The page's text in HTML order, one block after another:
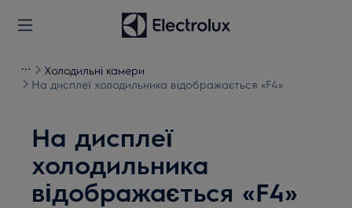
Холодильні камери
На дисплеї холодильника відображається «F4»
На дисплеї
холодильника
відображається «F4»